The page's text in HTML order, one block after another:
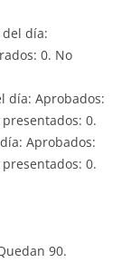
día:
0. No
día: Aprobados:
0.
Aprobados:
0.
90.